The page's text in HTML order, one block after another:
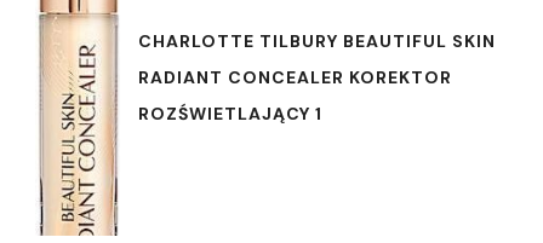
CHARLOTTE TILBURY BEAUTIFUL SKIN
RADIANT CONCEALER KOREKTOR
ROZŚWIETLAJĄCY 1